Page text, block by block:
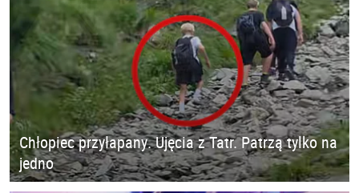
Chłopiec przyłapany. Ujęcia z Tatr. Patrzą tylko na
jedno